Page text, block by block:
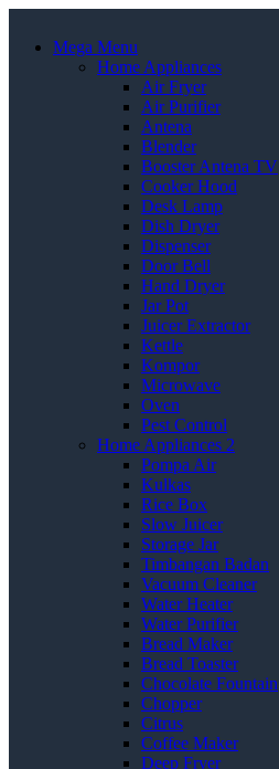
Mega Menu
Home Appliances
Air Fryer
Air Purifier
Antena
Blender
Booster Antena TV
Cooker Hood
Desk Lamp
Dish Dryer
Dispenser
Door Bell
Hand Dryer
Jar Pot
Juicer Extractor
Kettle
Kompor
Microwave
Oven
Pest Control
Home Appliances 2
Pompa Air
Kulkas
Rice Box
Slow Juicer
Storage Jar
Timbangan Badan
Vacuum Cleaner
Water Heater
Water Purifier
Bread Maker
Bread Toaster
Chocolate Fountain
Chopper
Citrus
Coffee Maker
Deep Fryer